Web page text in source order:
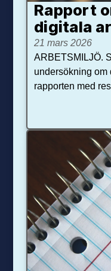
Rapport
digitala
21 mars 2026
ARBETSMILJÖ.
undersökning
rapporten med